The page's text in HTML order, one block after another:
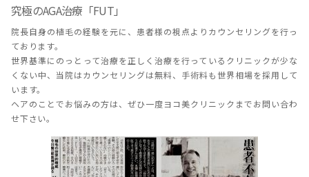
究極のAGA治療「FUT」
院長自身の植毛の経験を元に、患者様の視点よりカウンセリングを行っ
ております。
世界基準にのっとって治療を正しく治療を行っているクリニックが少な
くない中、当院はカウンセリングは無料、手術料も世界相場を採用して
います。
ヘアのことでお悩みの方は、ぜひ一度ヨコ美クリニックまでお問い合わ
せ下さい。